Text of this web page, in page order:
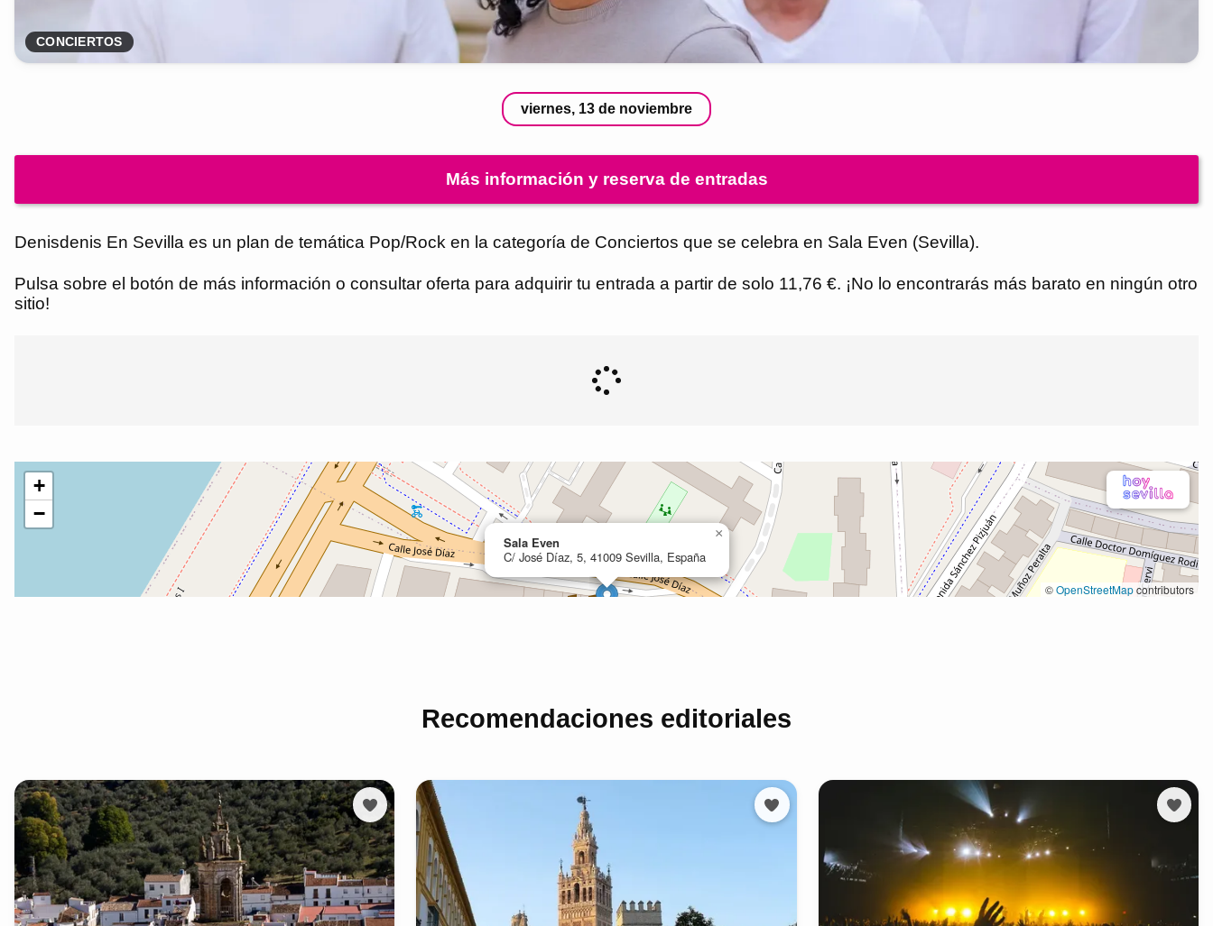
CONCIERTOS
viernes, 13 de noviembre
Más información y reserva de entradas
Denisdenis En Sevilla es un plan de temática Pop/Rock en la categoría de Conciertos que se celebra en Sala Even (Sevilla).
Pulsa sobre el botón de más información o consultar oferta para adquirir tu entrada a partir de solo 11,76 €. ¡No lo encontrarás más barato en ningún otro
sitio!
Recomendaciones editoriales